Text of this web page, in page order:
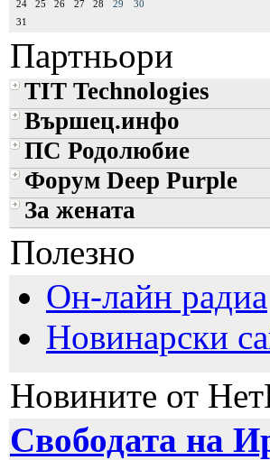
24
25 26 27 28 29
30
31
Партньори
TIT Technologies
Вършец.инфо
ПС Родолюбие
Форум Deep Purple
За жената
Полезно
Он-лайн радиа
Новинарски
Новините от
Свободата на